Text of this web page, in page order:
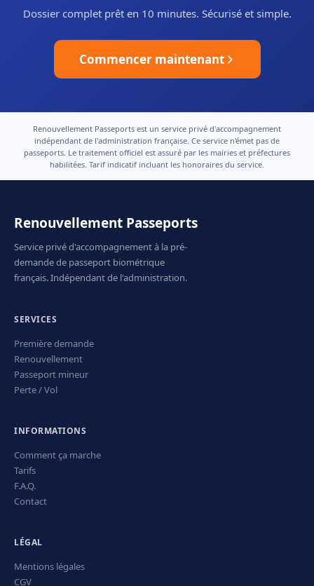
Dossier complet prêt en 10 minutes. Sécurisé et simple.
Commencer maintenant
Renouvellement Passeports est un service privé d'accompagnement
indépendant de l'administration française. Ce service n'émet pas de
passeports. Le traitement officiel est assuré par les mairies et préfectures
habilitées. Tarif indicatif incluant les honoraires du service.
Renouvellement Passeports
Service privé d'accompagnement à la pré-
demande de passeport biométrique
français. Indépendant de l'administration.
SERVICES
Première demande
Renouvellement
Passeport mineur
Perte / Vol
INFORMATIONS
Comment ça marche
Tarifs
F.A.Q.
Contact
LÉGAL
Mentions légales
CGV